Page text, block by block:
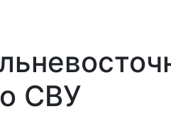
СВУ